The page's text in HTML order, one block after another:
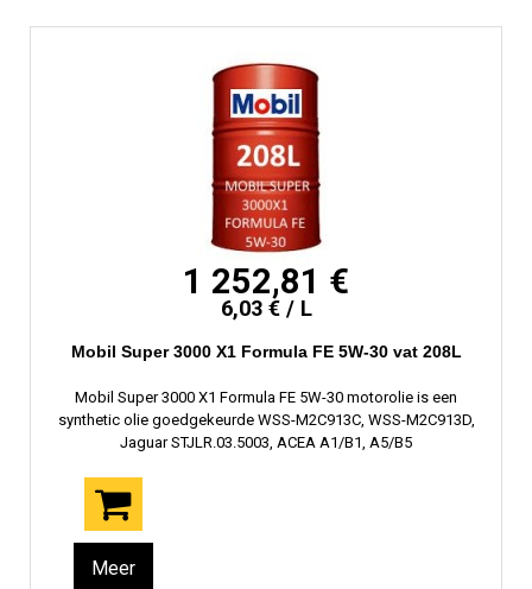
1 252,81 €
6,03 € / L
Mobil Super 3000 X1 Formula FE 5W-30 vat 208L
Mobil Super 3000 X1 Formula FE 5W-30 motorolie is een
synthetic olie goedgekeurde WSS-M2C913C, WSS-M2C913D,
Jaguar STJLR.03.5003, ACEA A1/B1, A5/B5
Meer